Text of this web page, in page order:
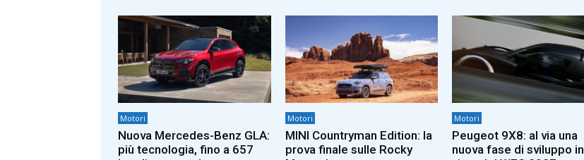
Motori
Nuova Mercedes-Benz GLA:
più tecnologia, fino a 657
Motori
MINI Countryman Edition: la
prova finale sulle Rocky
Motori
Peugeot 9X8: al via una
nuova fase di sviluppo in